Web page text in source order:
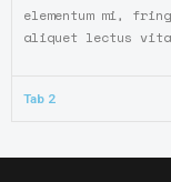
elementum mi,
aliquet lectus
Tab 2